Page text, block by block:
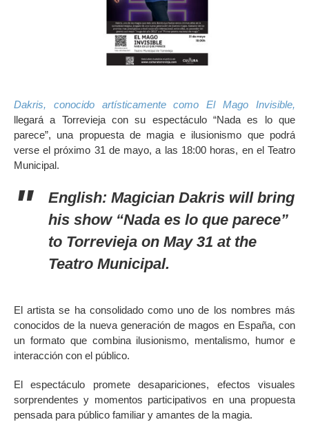
Dakris, conocido artísticamente como El Mago Invisible,
llegará a Torrevieja con su espectáculo “Nada es lo que
parece”, una propuesta de magia e ilusionismo que podrá
verse el próximo 31 de mayo, a las 18:00 horas, en el Teatro
Municipal.
English: Magician Dakris will bring
his show “Nada es lo que parece”
to Torrevieja on May 31 at the
Teatro Municipal.
El artista se ha consolidado como uno de los nombres más
conocidos de la nueva generación de magos en España, con
un formato que combina ilusionismo, mentalismo, humor e
interacción con el público.
El espectáculo promete desapariciones, efectos visuales
sorprendentes y momentos participativos en una propuesta
pensada para público familiar y amantes de la magia.